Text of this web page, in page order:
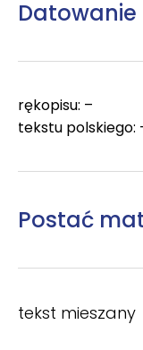
Datowanie
rękopisu: –
tekstu polskiego:
Postać
tekst mieszany